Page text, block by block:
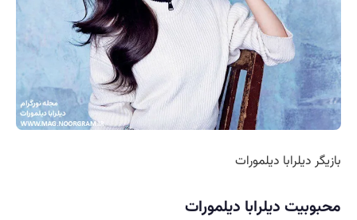
بازیگر دیلرابا دیلمورات
محبوبیت دیلرابا دیلمورات